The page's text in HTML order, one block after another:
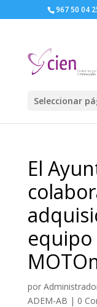
967 50 04
Seleccionar
El
por
ADEM-AB | 0